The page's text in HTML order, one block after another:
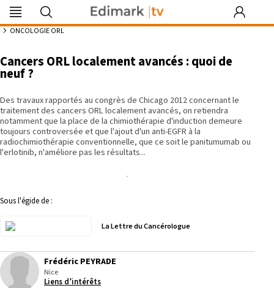
Formation
vous by Curie
Identifiant ou mot de passe oublié
Besoin d'aide ?
ONCOLOGIE ORL
6:52
Cancers ORL localement avancés : quoi de
neuf ?
Des travaux rapportés au congrès de Chicago 2012 concernant le
traitement des cancers ORL localement avancés, on retiendra
notamment que la place de la chimiothérapie d'induction demeure
toujours controversée et que l'ajout d'un anti-EGFR à la
radiochimiothérapie conventionnelle, que ce soit le panitumumab ou
l'erlotinib, n'améliore pas les résultats...
Sous l'égide de :
La Lettre du Cancérologue
Frédéric PEYRADE
Nice
Liens d’intérêts